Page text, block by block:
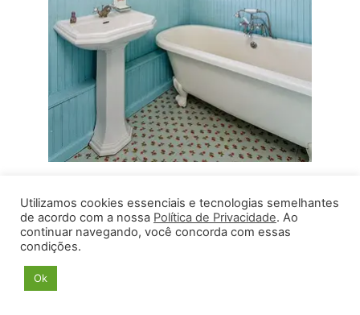
Utilizamos cookies essenciais e tecnologias semelhantes
de acordo com a nossa Política de Privacidade. Ao
continuar navegando, você concorda com essas
condições.
Ok